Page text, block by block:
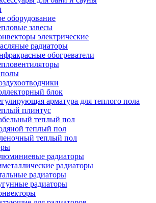
оборудование
завесы
электрические
радиаторы
обогреватели
блок
арматура для теплого пола
плинтус
теплый пол
теплый пол
теплый пол
радиаторы
радиаторы
радиаторы
радиаторы